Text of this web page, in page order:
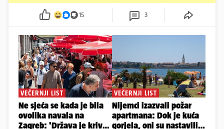
15 3